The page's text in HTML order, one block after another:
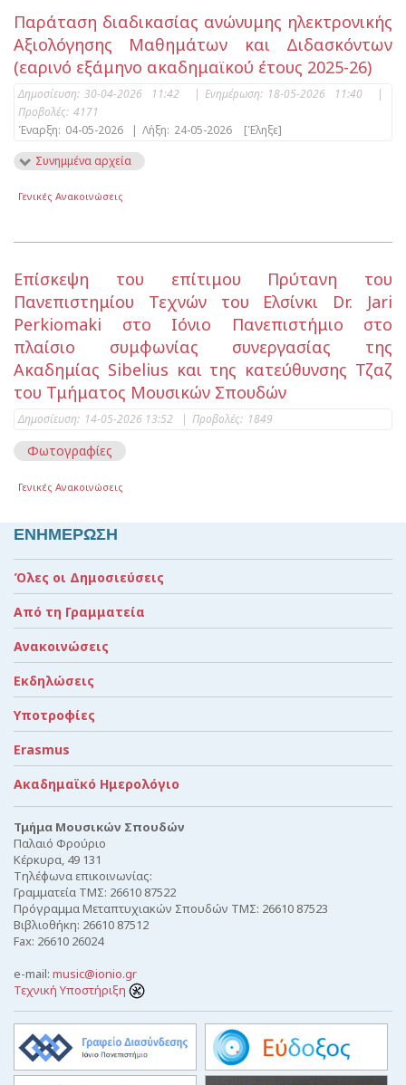
Παράταση διαδικασίας ανώνυμης ηλεκτρονικής
Αξιολόγησης Μαθημάτων και Διδασκόντων
(εαρινό εξάμηνο ακαδημαϊκού έτους 2025-26)
Δημοσίευση: 30-04-2026 11:42 | Ενημέρωση: 18-05-2026 11:40
|
Προβολές: 4171
Έναρξη: 04-05-2026 | Λήξη: 24-05-2026
[Έληξε]
Συνημμένα αρχεία
Γενικές Ανακοινώσεις
Επίσκεψη του επίτιμου Πρύτανη του
Πανεπιστημίου Τεχνών του Ελσίνκι Dr. Jari
Perkiomaki στο Ιόνιο Πανεπιστήμιο στο
πλαίσιο συμφωνίας συνεργασίας της
Ακαδημίας Sibelius και της κατεύθυνσης Τζαζ
του Τμήματος Μουσικών Σπουδών
Δημοσίευση: 14-05-2026 13:52 | Προβολές: 1849
Φωτογραφίες
Γενικές Ανακοινώσεις
ΕΝΗΜΕΡΩΣΗ
Όλες οι Δημοσιεύσεις
Από τη Γραμματεία
Ανακοινώσεις
Εκδηλώσεις
Υποτροφίες
Erasmus
Ακαδημαϊκό Ημερολόγιο
Τμήμα Μουσικών Σπουδών
Παλαιό Φρούριο
Κέρκυρα, 49 131
Τηλέφωνα επικοινωνίας:
Γραμματεία ΤΜΣ: 26610 87522
Πρόγραμμα Μεταπτυχιακών Σπουδών ΤΜΣ: 26610 87523
Βιβλιοθήκη: 26610 87512
Fax: 26610 26024
e-mail: music@ionio.gr
Τεχνική Υποστήριξη